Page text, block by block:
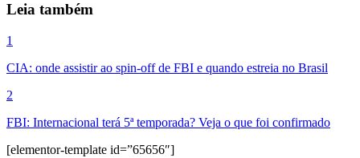
Leia também
1
CIA: onde assistir ao spin-off de FBI e quando estreia no Brasil
2
FBI: Internacional terá 5ª temporada? Veja o que foi confirmado
[elementor-template id=”65656″]